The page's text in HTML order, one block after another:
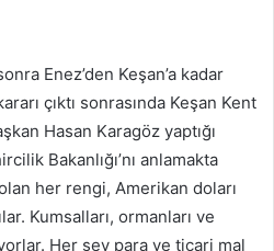
Enez’den Keşan’a kadar
çıktı sonrasında Keşan Kent
Hasan Karagöz yaptığı
Bakanlığı’nı anlamakta
her rengi, Amerikan doları
Kumsalları, ormanları ve
Her şey para ve ticari mal